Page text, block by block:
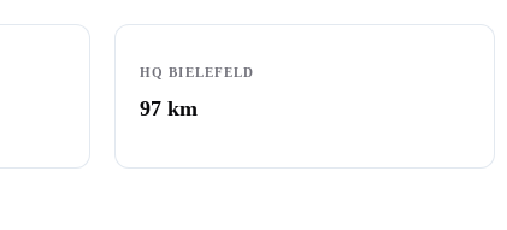
HQ BIELEFELD
97 km